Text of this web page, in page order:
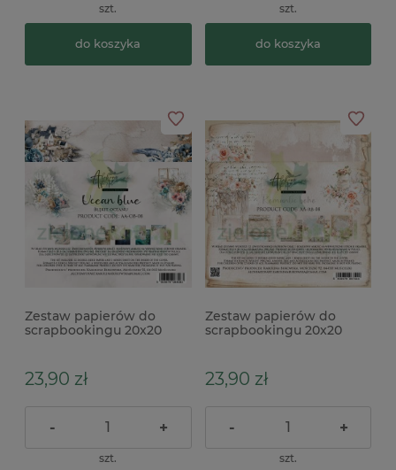
szt.
do koszyka
szt.
do koszyka
Zestaw papierów do
scrapbookingu 20x20
23,90 zł
- +
szt.
Zestaw papierów do
scrapbookingu 20x20
23,90 zł
- +
szt.